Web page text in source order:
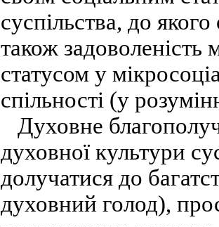
суспільства, до
також задоволеність
статусом у
спільності (у
Духовне
духовної культури
долучатися до
духовний голод),